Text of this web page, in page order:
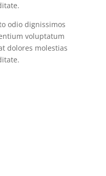
odio dignissimos
voluptatum
dolores molestias